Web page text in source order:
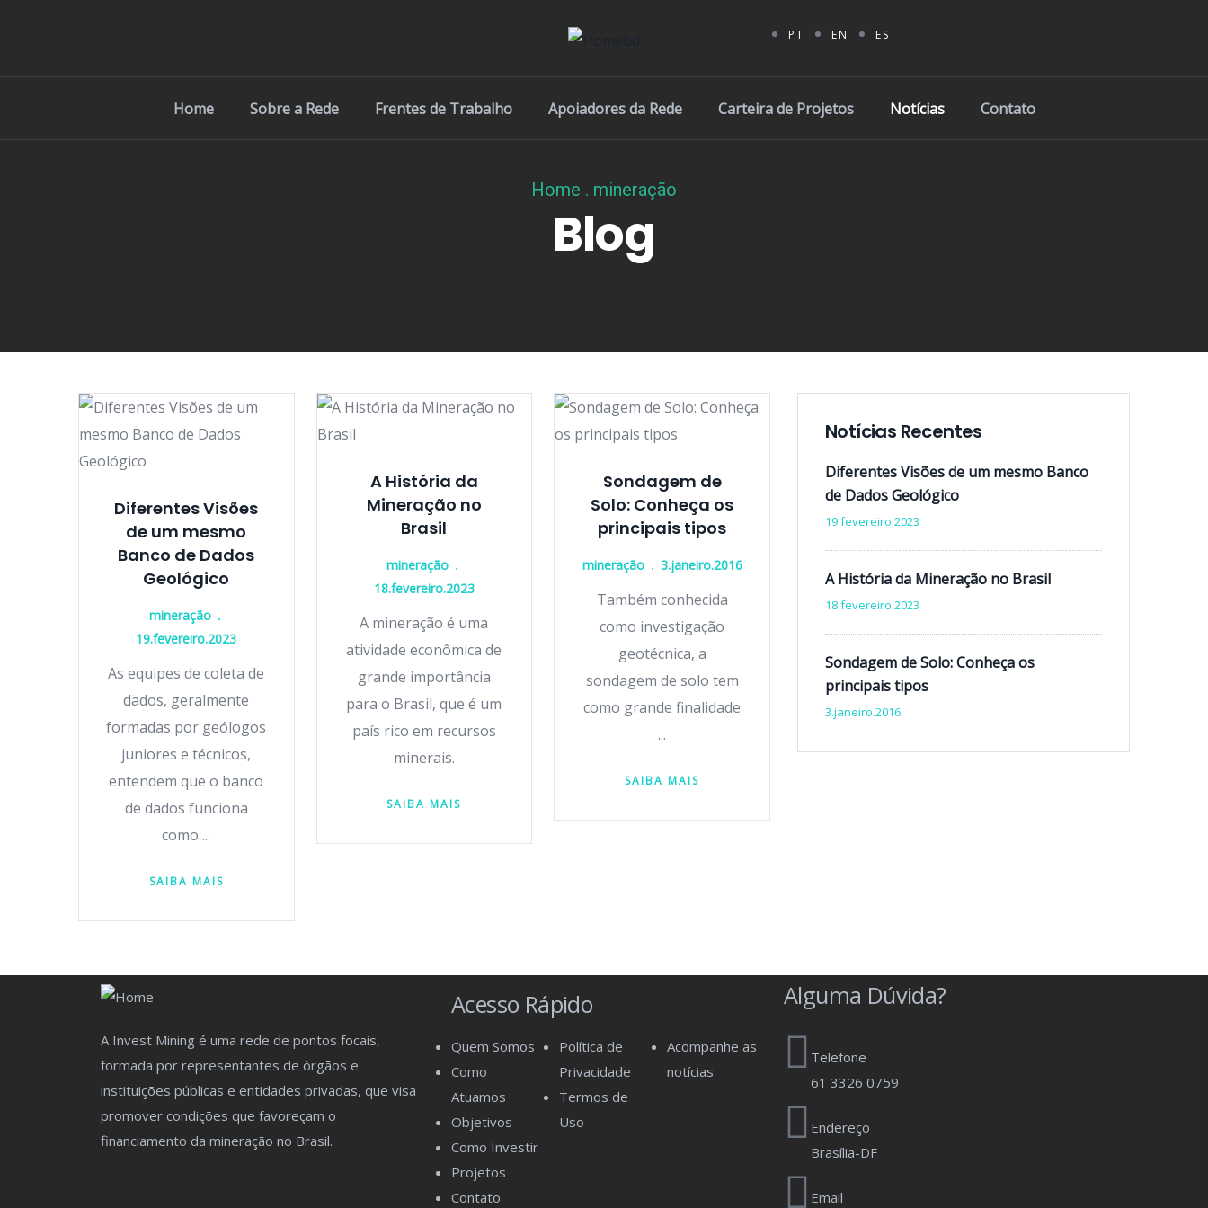
PT EN ES
Home Sobre a Rede Frentes de Trabalho Apoiadores da Rede Carteira de Projetos Notícias Contato
Home . mineração
Blog
Diferentes Visões
de um mesmo
Banco de Dados
Geológico
mineração
19.fevereiro.2023
As equipes de coleta de
dados, geralmente
formadas por geólogos
juniores e técnicos,
entendem que o banco
de dados funciona
como ...
SAIBA MAIS
A História da
Mineração no
Brasil
mineração
18.fevereiro.2023
A mineração é uma
atividade econômica de
grande importância
para o Brasil, que é um
país rico em recursos
minerais.
SAIBA MAIS
Sondagem de
Solo: Conheça os
principais tipos
mineração 3.janeiro.2016
Também conhecida
como investigação
geotécnica, a
sondagem de solo tem
como grande finalidade
...
SAIBA MAIS
Notícias Recentes
Diferentes Visões de um mesmo Banco
de Dados Geológico
19.fevereiro.2023
A História da Mineração no Brasil
18.fevereiro.2023
Sondagem de Solo: Conheça os
principais tipos
3.janeiro.2016
A Invest Mining é uma rede de pontos focais,
formada por representantes de órgãos e
instituições públicas e entidades privadas, que visa
promover condições que favoreçam o
financiamento da mineração no Brasil.
Acesso Rápido
Quem Somos
Como
Atuamos
Objetivos
Como Investir
Projetos
Contato
Política de
Privacidade
Termos de
Uso
Acompanhe as
notícias
Alguma Dúvida?
Telefone
61 3326 0759
Endereço
Brasília-DF
Email